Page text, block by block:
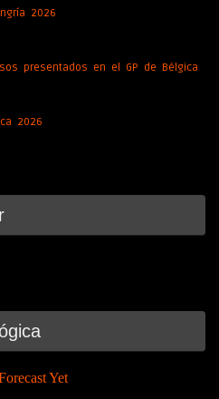
2026
presentados en el GP de Bélgica
2026